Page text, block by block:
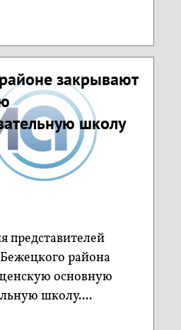
закрывают
школу
представителей
района
основную
школу....